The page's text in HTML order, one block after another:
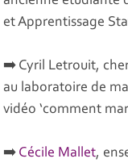
et Apprentissage
➡️ Cyril Letrouit,
au laboratoire de
vidéo ‘comment
➡️ Cécile Mallet,